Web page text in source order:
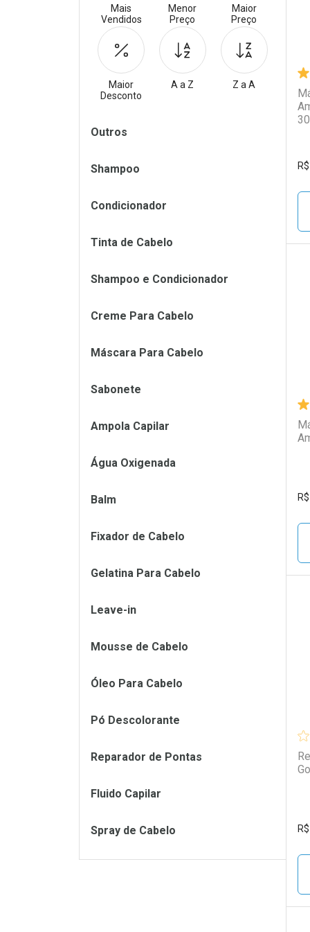
R$
R$
R$
Mais
Vendidos
Menor
Preço
Maior
Preço
Maior
Desconto
A a Z Z a A
Filtros
Outros
Shampoo
Condicionador
Tinta de Cabelo
Shampoo e Condicionador
Creme Para Cabelo
Máscara Para Cabelo
Sabonete
Ampola Capilar
Água Oxigenada
Balm
Fixador de Cabelo
Gelatina Para Cabelo
Leave-in
Mousse de Cabelo
Óleo Para Cabelo
Pó Descolorante
Reparador de Pontas
Fluido Capilar
Spray de Cabelo